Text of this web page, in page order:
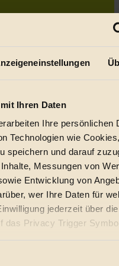
Ihren Daten
Ihre persönlichen
Technologien wie
speichern und darauf
Messungen von
Entwicklung von
wer Ihre Daten für
jederzeit über
das Privacy Trigger
den Ozean und
Wildvögel im
fühlen sich in
die nach